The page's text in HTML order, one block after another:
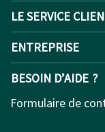
LE SERVICE
ENTREPRISE
BESOIN D’AIDE ?
Formulaire de